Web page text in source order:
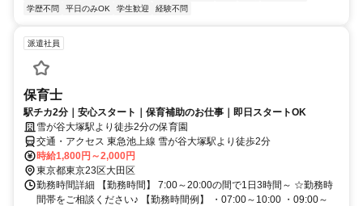
学歴不問
平日のみOK 学生歓迎 経験不問
派遣社員
保育士
駅チカ2分｜安心スタート｜保育補助のお仕事｜即日スタートOK
雪が谷大塚駅より徒歩2分の保育園
交通・アクセス 東急池上線 雪が谷大塚駅より徒歩2分
時給1,800円～2,000円
東京都東京23区大田区
勤務時間詳細 【勤務時間】 7:00～20:00の間で1日3時間～ ☆勤務時
間帯をご相談ください♪ 【勤務時間例】 ・07:00～10:00 ・09:00～